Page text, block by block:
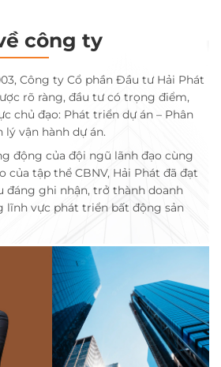
công ty
Công ty Cổ phần Đầu tư Hải Phát
rõ ràng, đầu tư có trọng điểm,
chủ đạo: Phát triển dự án – Phân
lý vận hành dự án.
động của đội ngũ lãnh đạo cùng
của tập thể CBNV, Hải Phát đã đạt
đáng ghi nhận, trở thành doanh
lĩnh vực phát triển bất động sản